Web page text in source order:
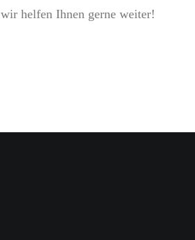
helfen Ihnen gerne weiter!